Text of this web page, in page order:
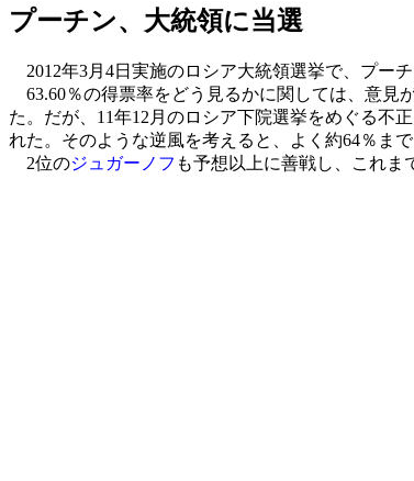
プーチン、大統領に当選
2012年3月4日実施のロシア大統領選挙で、プー
63.60％の得票率をどう見るかに関しては、意見
た。だが、11年12月のロシア下院選挙をめぐる不
れた。そのような逆風を考えると、よく約64％ま
2位のジュガーノフ も予想以上に善戦し、これ